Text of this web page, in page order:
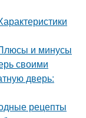
и минусы
своими
дверь:
рецепты